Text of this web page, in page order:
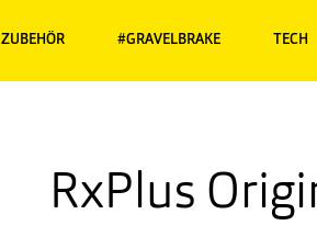
ZUBEHÖR #GRAVELBRAKE TECH
RxPlus